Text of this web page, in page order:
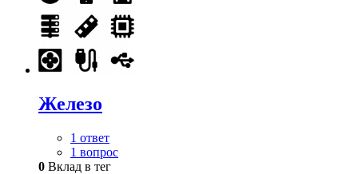
Железо
1 ответ
1 вопрос
0 Вклад в тег